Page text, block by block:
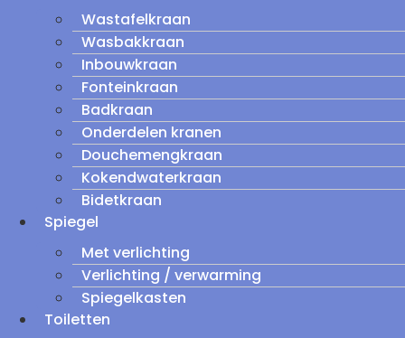
Wastafelkraan
Wasbakkraan
Inbouwkraan
Fonteinkraan
Badkraan
Onderdelen kranen
Douchemengkraan
Kokendwaterkraan
Bidetkraan
Spiegel
Met verlichting
Verlichting / verwarming
Spiegelkasten
Toiletten